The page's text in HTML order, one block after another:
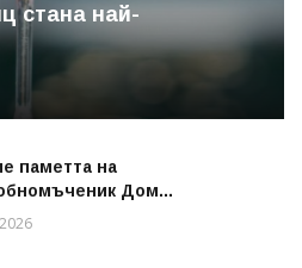
стана най-
паметта на
Дом...